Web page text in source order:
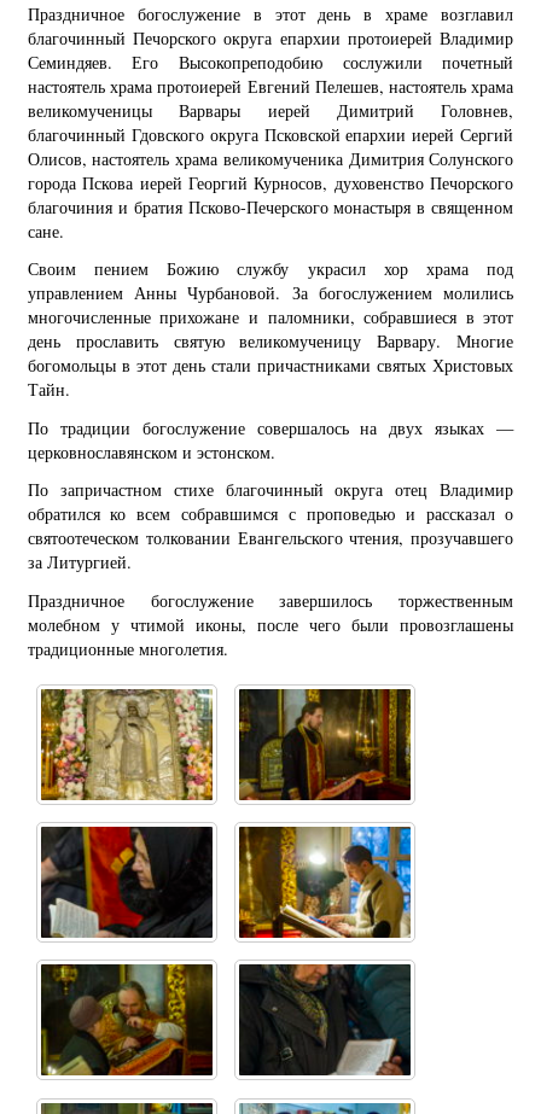
Праздничное богослужение в этот день в храме возглавил
благочинный Печорского округа епархии протоиерей Владимир
Семиндяев. Его Высокопреподобию сослужили почетный
настоятель храма протоиерей Евгений Пелешев, настоятель храма
великомученицы Варвары иерей Димитрий Головнев,
благочинный Гдовского округа Псковской епархии иерей Сергий
Олисов, настоятель храма великомученика Димитрия Солунского
города Пскова иерей Георгий Курносов, духовенство Печорского
благочиния и братия Псково-Печерского монастыря в священном
сане.
Своим пением Божию службу украсил хор храма под
управлением Анны Чурбановой. За богослужением молились
многочисленные прихожане и паломники, собравшиеся в этот
день прославить святую великомученицу Варвару. Многие
богомольцы в этот день стали причастниками святых Христовых
Тайн.
По традиции богослужение совершалось на двух языках —
церковнославянском и эстонском.
По запричастном стихе благочинный округа отец Владимир
обратился ко всем собравшимся с проповедью и рассказал о
святоотеческом толковании Евангельского чтения, прозучавшего
за Литургией.
Праздничное богослужение завершилось торжественным
молебном у чтимой иконы, после чего были провозглашены
традиционные многолетия.